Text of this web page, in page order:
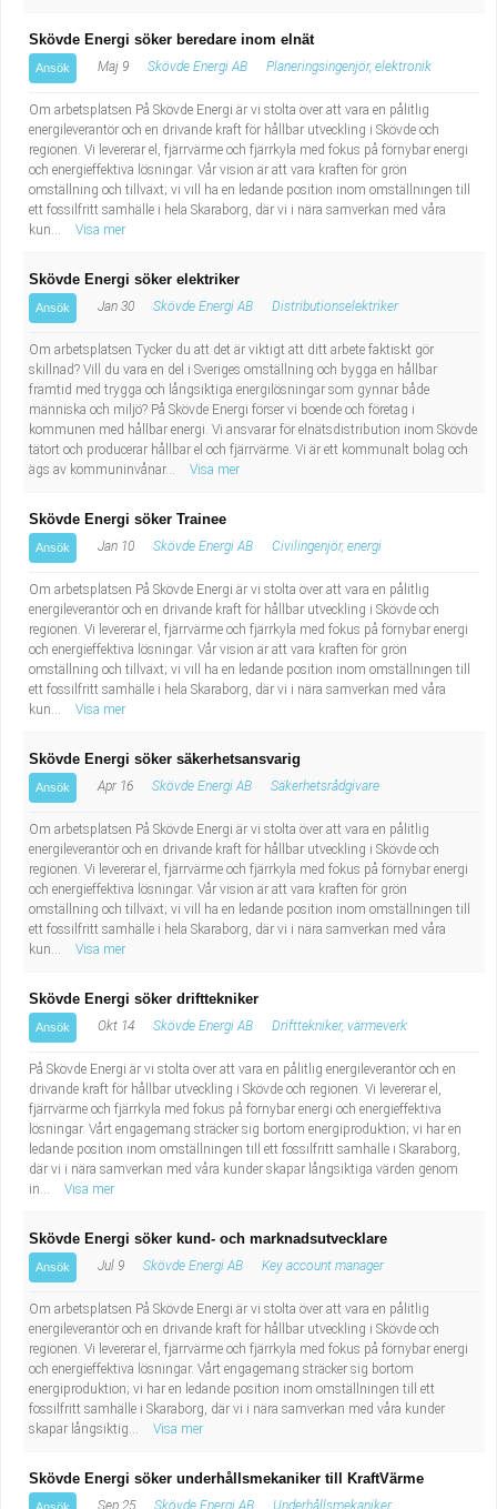
Skövde Energi söker beredare inom elnät
Ansök Maj 9 Skövde Energi AB Planeringsingenjör, elektronik
Om arbetsplatsen På Skövde Energi är vi stolta över att vara en pålitlig
energileverantör och en drivande kraft för hållbar utveckling i Skövde och
regionen. Vi levererar el, fjärrvärme och fjärrkyla med fokus på förnybar energi
och energieffektiva lösningar. Vår vision är att vara kraften för grön
omställning och tillväxt; vi vill ha en ledande position inom omställningen till
ett fossilfritt samhälle i hela Skaraborg, där vi i nära samverkan med våra
kun...
Visa mer
Skövde Energi söker elektriker
Ansök Jan 30 Skövde Energi AB Distributionselektriker
Om arbetsplatsen Tycker du att det är viktigt att ditt arbete faktiskt gör
skillnad? Vill du vara en del i Sveriges omställning och bygga en hållbar
framtid med trygga och långsiktiga energilösningar som gynnar både
människa och miljö? På Skövde Energi förser vi boende och företag i
kommunen med hållbar energi. Vi ansvarar för elnätsdistribution inom Skövde
tätort och producerar hållbar el och fjärrvärme. Vi är ett kommunalt bolag och
ägs av kommuninvånar...
Visa mer
Skövde Energi söker Trainee
Ansök Jan 10 Skövde Energi AB Civilingenjör, energi
Om arbetsplatsen På Skövde Energi är vi stolta över att vara en pålitlig
energileverantör och en drivande kraft för hållbar utveckling i Skövde och
regionen. Vi levererar el, fjärrvärme och fjärrkyla med fokus på förnybar energi
och energieffektiva lösningar. Vår vision är att vara kraften för grön
omställning och tillväxt; vi vill ha en ledande position inom omställningen till
ett fossilfritt samhälle i hela Skaraborg, där vi i nära samverkan med våra
kun...
Visa mer
Skövde Energi söker säkerhetsansvarig
Ansök Apr 16 Skövde Energi AB Säkerhetsrådgivare
Om arbetsplatsen På Skövde Energi är vi stolta över att vara en pålitlig
energileverantör och en drivande kraft för hållbar utveckling i Skövde och
regionen. Vi levererar el, fjärrvärme och fjärrkyla med fokus på förnybar energi
och energieffektiva lösningar. Vår vision är att vara kraften för grön
omställning och tillväxt; vi vill ha en ledande position inom omställningen till
ett fossilfritt samhälle i hela Skaraborg, där vi i nära samverkan med våra
kun...
Visa mer
Skövde Energi söker drifttekniker
Ansök Okt 14 Skövde Energi AB Drifttekniker, värmeverk
På Skövde Energi är vi stolta över att vara en pålitlig energileverantör och en
drivande kraft för hållbar utveckling i Skövde och regionen. Vi levererar el,
fjärrvärme och fjärrkyla med fokus på förnybar energi och energieffektiva
lösningar. Vårt engagemang sträcker sig bortom energiproduktion; vi har en
ledande position inom omställningen till ett fossilfritt samhälle i Skaraborg,
där vi i nära samverkan med våra kunder skapar långsiktiga värden genom
in...
Visa mer
Skövde Energi söker kund- och marknadsutvecklare
Ansök Jul 9 Skövde Energi AB Key account manager
Om arbetsplatsen På Skövde Energi är vi stolta över att vara en pålitlig
energileverantör och en drivande kraft för hållbar utveckling i Skövde och
regionen. Vi levererar el, fjärrvärme och fjärrkyla med fokus på förnybar energi
och energieffektiva lösningar. Vårt engagemang sträcker sig bortom
energiproduktion; vi har en ledande position inom omställningen till ett
fossilfritt samhälle i Skaraborg, där vi i nära samverkan med våra kunder
skapar långsiktig...
Visa mer
Skövde Energi söker underhållsmekaniker till KraftVärme
Sep 25 Skövde Energi AB Underhållsmekaniker